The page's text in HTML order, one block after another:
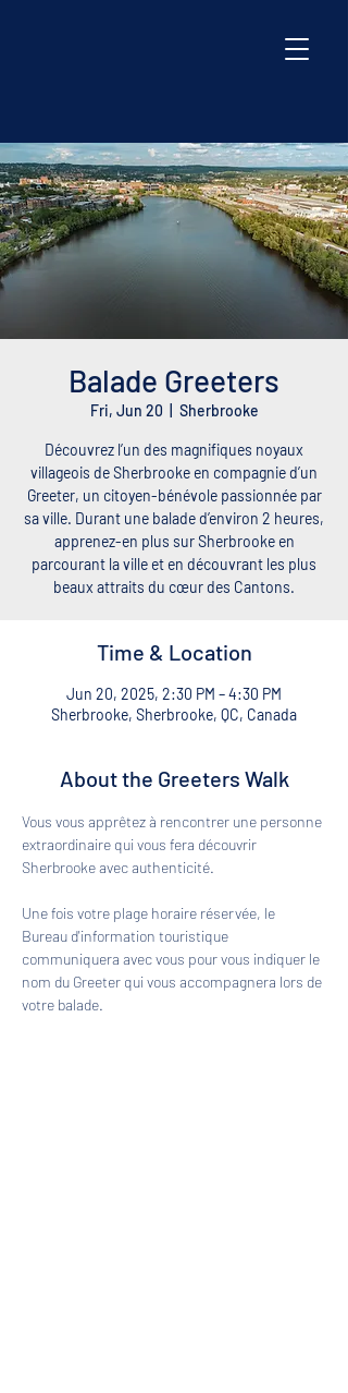
Balade Greeters
Fri, Jun 20 Sherbrooke
Découvrez l’un des magnifiques noyaux
villageois de Sherbrooke en compagnie d’un
Greeter, un citoyen-bénévole passionnée par
sa ville. Durant une balade d’environ 2 heures,
apprenez-en plus sur Sherbrooke en
parcourant la ville et en découvrant les plus
beaux attraits du cœur des Cantons.
Time & Location
Jun 20, 2025, 2:30 PM – 4:30 PM
Sherbrooke, Sherbrooke, QC, Canada
About the Greeters Walk
Vous vous apprêtez à rencontrer une personne
extraordinaire qui vous fera découvrir
Sherbrooke avec authenticité.
Une fois votre plage horaire réservée, le
Bureau d'information touristique
communiquera avec vous pour vous indiquer le
nom du Greeter qui vous accompagnera lors de
votre balade.